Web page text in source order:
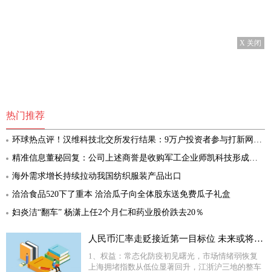
X 关闭
热门推荐
环球热点评！汉维科技北交所发行结果：9万户投资者参与打新网上有效申购倍数91倍
精准信息董秘回复：公司上述商誉是收购军工企业师凯科技形成的，截至目前师凯科技经营状况良好，未发现有减值迹象 环球消息
海外需求增长持续拉动我国纺织服装产品出口
洽洽食品520下了重本 洽洽瓜子向全体股东送免费瓜子礼盒
妇炎洁“翻车” 杨潇上任2个月仁和药业股价跌去20％
人民币汇率走贬接近第一目标位 未来或将走向7.0时代
1、权益：常态化防疫初见曙光，市场情绪弱恢复
上海拥堵指数从低位显著回升，江浙沪三地的整车